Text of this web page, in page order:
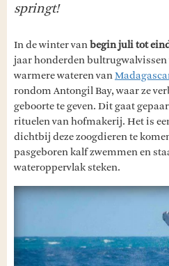
springt!
In de winter vanbegin juli tot
jaar honderden
warmere wateren van
rondom Antongil Bay, waar ze
geboorte te geven. Dit gaat
rituelen van hofmakerij. Het is
dichtbij deze zoogdieren te
pasgeboren kalf zwemmen en
wateroppervlak steken.